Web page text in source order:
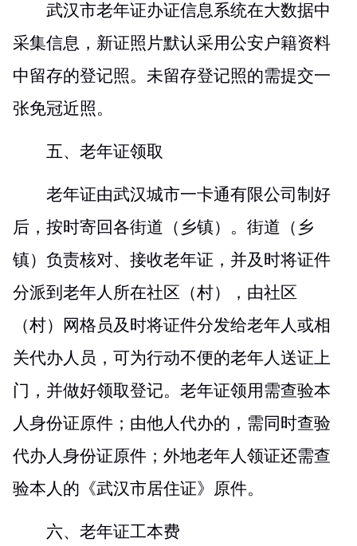
武汉市老年证办证信息系统在大数据中
采集信息，新证照片默认采用公安户籍资料
中留存的登记照。未留存登记照的需提交一
张免冠近照。
五、老年证领取
老年证由武汉城市一卡通有限公司制好
后，按时寄回各街道（乡镇）。街道（乡
镇）负责核对、接收老年证，并及时将证件
分派到老年人所在社区（村），由社区
（村）网格员及时将证件分发给老年人或相
关代办人员，可为行动不便的老年人送证上
门，并做好领取登记。老年证领用需查验本
人身份证原件；由他人代办的，需同时查验
代办人身份证原件；外地老年人领证还需查
验本人的《武汉市居住证》原件。
六、老年证工本费